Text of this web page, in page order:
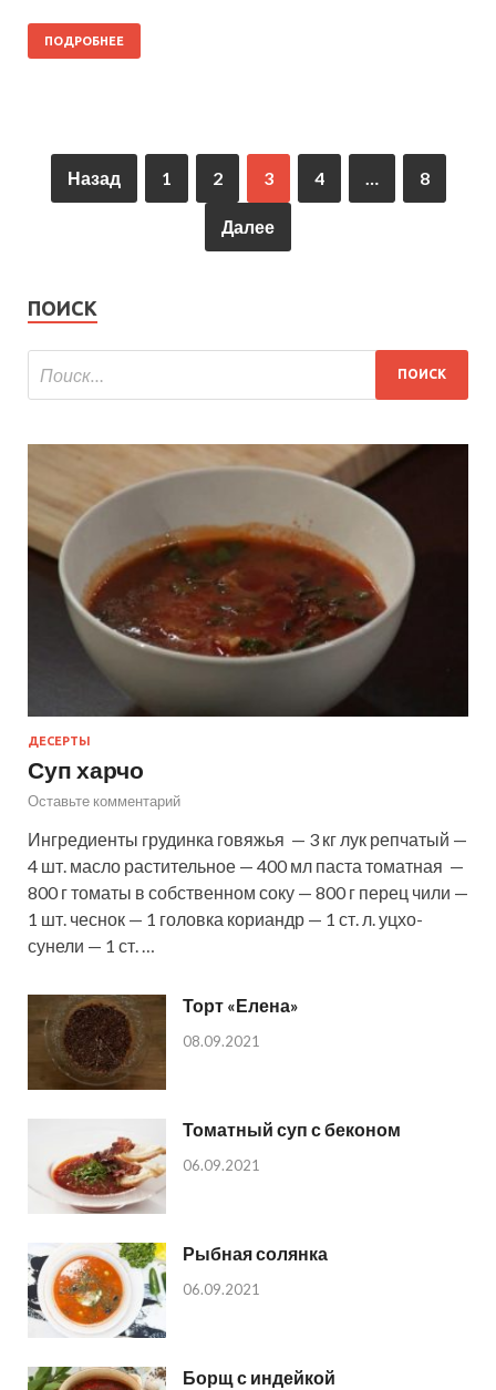
ПОДРОБНЕЕ
Назад 1 2 3 4 … 8
Далее
ПОИСК
ДЕСЕРТЫ
Суп харчо
Оставьте комментарий
Ингредиенты грудинка говяжья — 3 кг лук репчатый —
4 шт. масло растительное — 400 мл паста томатная —
800 г томаты в собственном соку — 800 г перец чили —
1 шт. чеснок — 1 головка кориандр — 1 ст. л. уцхо-
сунели — 1 ст. …
Торт «Елена»
08.09.2021
Томатный суп с беконом
06.09.2021
Рыбная солянка
06.09.2021
Борщ с индейкой